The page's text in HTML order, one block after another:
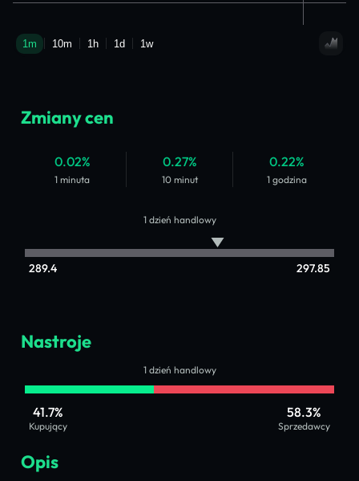
Zmiany cen
0.02%
1 minuta
0.27%
10 minut
0.22%
1 godzina
1 dzień handlowy
289.4 297.85
Nastroje
1 dzień handlowy
41.7%
Kupujący
58.3%
Sprzedawcy
Opis